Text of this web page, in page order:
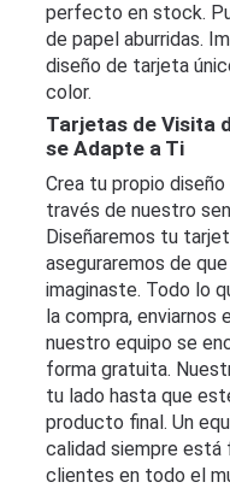
perfecto en stock.
de papel aburridas.
diseño de tarjeta
color.
Tarjetas de Visita
se Adapte a Ti
Crea tu propio
través de nuestro
Diseñaremos tu
aseguraremos de
imaginaste. Todo lo
la compra, enviarnos
nuestro equipo se
forma gratuita.
tu lado hasta que
producto final. Un
calidad siempre está
clientes en todo el